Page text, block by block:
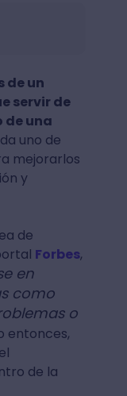
de un
servir de
de una
uno de
mejorarlos
y
de
Forbes,
en
como
o
entonces,
de la